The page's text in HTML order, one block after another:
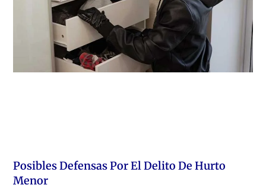
Posibles Defensas Por El Delito De Hurto
Menor